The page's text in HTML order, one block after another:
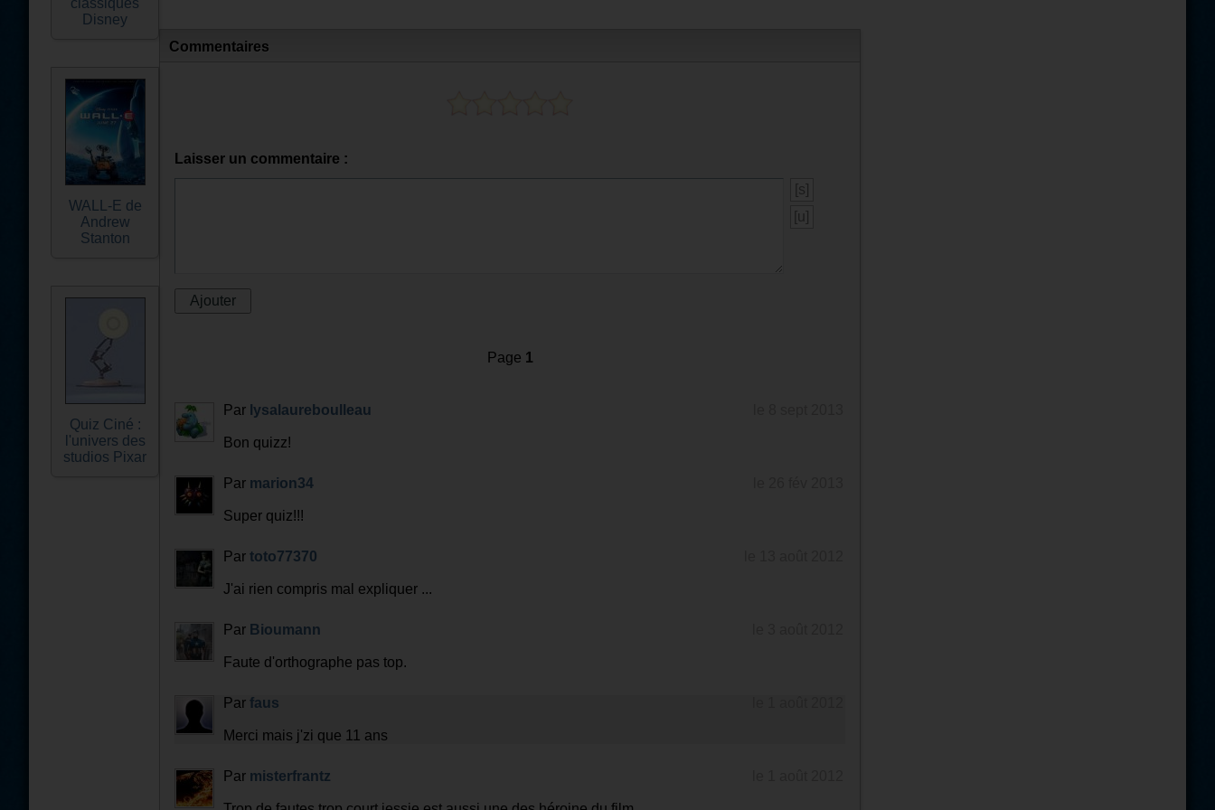
classiques
Disney
WALL-E de
Andrew
Stanton
Quiz Ciné :
l'univers des
studios Pixar
Commentaires
Laisser un commentaire :
[s]
[u]
Page 1
Par lysalaureboulleau
Bon quizz!
Par marion34
Super quiz!!!
Par toto77370
J'ai rien compris mal expliquer ...
Par Bioumann
Faute d'orthographe pas top.
Par faus
Merci mais j'zi que 11 ans
Par misterfrantz